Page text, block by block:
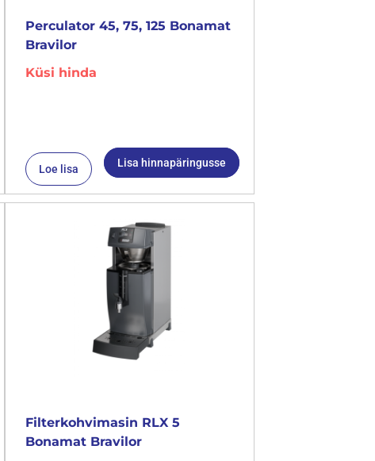
Perculator 45, 75, 125 Bonamat
Bravilor
Küsi hinda
Loe lisa Lisa hinnapäringusse
Filterkohvimasin RLX 5
Bonamat Bravilor